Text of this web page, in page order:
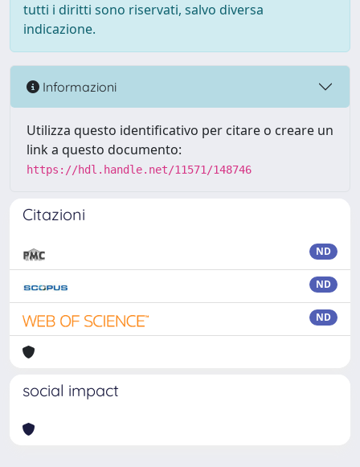
tutti i diritti sono riservati, salvo diversa
indicazione.
Informazioni
Utilizza questo identificativo per citare o creare un
link a questo documento:
https://hdl.handle.net/11571/148746
Citazioni
ND
ND
ND
social impact